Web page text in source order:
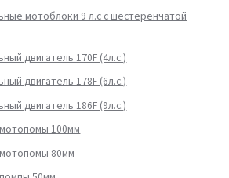
мотоблоки 9 л.с с шестеренчатой
двигатель 170F (4л.с.)
двигатель 178F (6л.с.)
двигатель 186F (9л.с.)
100мм
мотопомы 80мм